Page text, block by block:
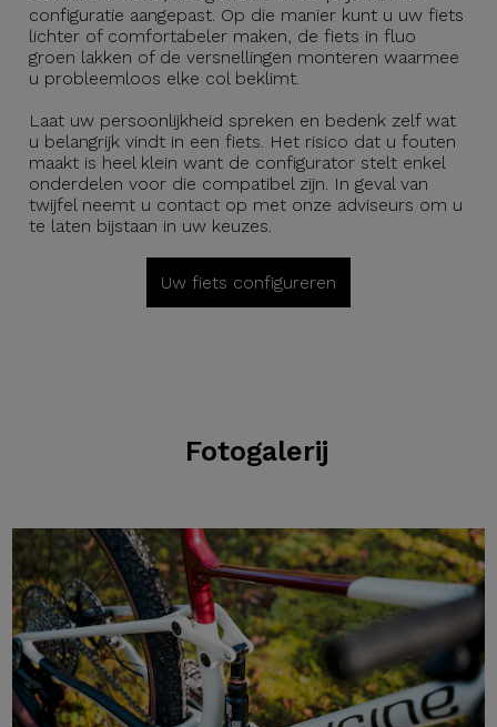
configuratie aangepast. Op die manier kunt u uw fiets
lichter of comfortabeler maken, de fiets in fluo
groen lakken of de versnellingen monteren waarmee
u probleemloos elke col beklimt.
Laat uw persoonlijkheid spreken en bedenk zelf wat
u belangrijk vindt in een fiets. Het risico dat u fouten
maakt is heel klein want de configurator stelt enkel
onderdelen voor die compatibel zijn. In geval van
twijfel neemt u contact op met onze adviseurs om u
te laten bijstaan in uw keuzes.
Uw fiets configureren
Fotogalerij